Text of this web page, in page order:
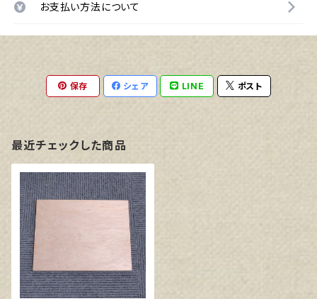
お支払い方法について
保存 シェア LINE ポスト
最近チェックした商品